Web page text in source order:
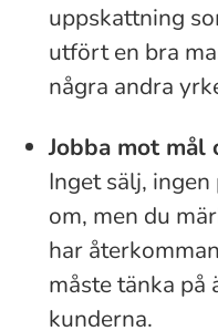
uppskattning
utfört en bra
några andra
Jobba mot mål
Inget sälj,
om, men du
har
måste tänka på
kunderna.